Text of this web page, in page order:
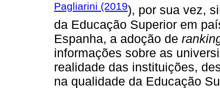
Pagliarini (2019), por sua vez,
da Educação Superior em
Espanha, a adoção de
informações sobre as
realidade das instituições,
na qualidade da Educação